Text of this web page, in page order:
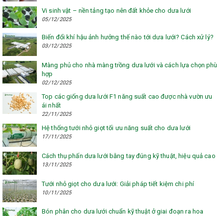
Vi sinh vật – nền tảng tạo nên đất khỏe cho dưa lưới
05/12/2025
Biến đổi khí hậu ảnh hưởng thế nào tới dưa lưới? Cách xử lý?
03/12/2025
Màng phủ cho nhà màng trồng dưa lưới và cách lựa chọn phù
hợp
02/12/2025
Top các giống dưa lưới F1 năng suất cao được nhà vườn ưu
ái nhất
22/11/2025
Hệ thống tưới nhỏ giọt tối ưu năng suất cho dưa lưới
17/11/2025
Cách thụ phấn dưa lưới bằng tay đúng kỹ thuật, hiệu quả cao
13/11/2025
Tưới nhỏ giọt cho dưa lưới: Giải pháp tiết kiệm chi phí
10/11/2025
Bón phân cho dưa lưới chuẩn kỹ thuật ở giai đoạn ra hoa